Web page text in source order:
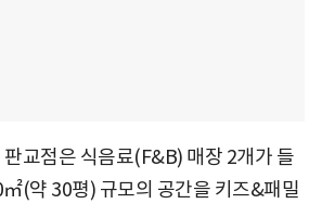
교점은 식음료(F&B) 매장 2개가 들
(약 30평) 규모의 공간을 키즈&패밀